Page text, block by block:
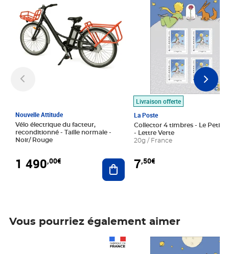
Nouvelle Attitude
Vélo électrique du facteur,
reconditionné - Taille normale -
Noir/ Rouge
1 490,00€ Ajouter au panier
Livraison offerte
La Poste
Collector 4 timbres - Le Petit
- Lettre Verte
20g / France
7,50€
Vous pourriez également aimer
Prix 7,50€